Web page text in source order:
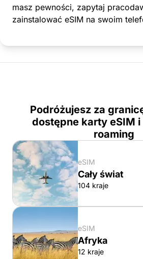
masz pewności, zapytaj
zainstalować eSIM na swoim
Podróżujesz za
dostępne karty eSIM i
roaming
eSIM
Cały świat
104 kraje
eSIM
Afryka
12 kraje